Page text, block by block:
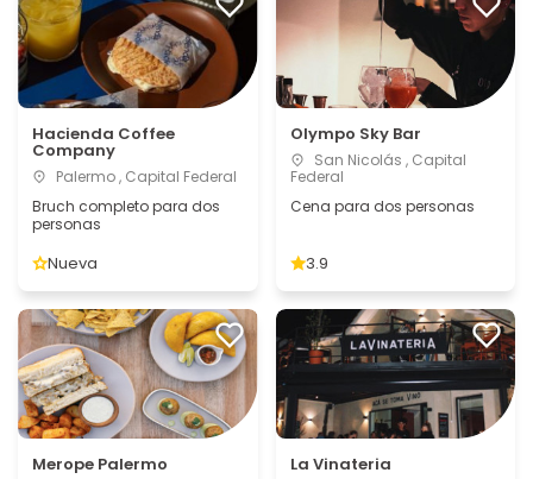
Hacienda Coffee
Company
Palermo , Capital Federal
Bruch completo para dos
personas
Nueva
Olympo Sky Bar
San Nicolás , Capital
Federal
Cena para dos personas
3.9
Merope Palermo La Vinateria